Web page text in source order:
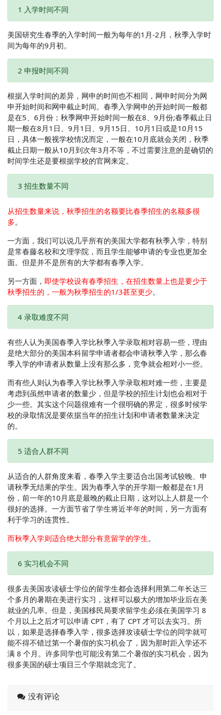
1 入学时间不同
美国研究生春季的入学时间一般为每年的1月-2月，秋季入学时
间为每年的9月初。
2 申报时间不同
根据入学时间的差异，网申的时间也不相同，网申时间分为网
申开始时间和网申截止时间。春季入学网申的开始时间一般都
是在5、6月份；秋季网申开始时间一般在8、9月份;春季截止日
期一般在8月1日、9月1日、9月15日、10月1日或是10月15
日，具体一般视学校情况而定，一般在10月底就会关闭，秋季
截止日期一般从10月到次年3月不等，不过需要注意的是确切的
时间学生还是要根据学校的官网来定。
3 招生数量不同
从招生数量来说，秋季招生的名额要比春季招生的名额多很
多。
一方面，我们可以说几乎所有的美国大学都有秋季入学，特别
是常春藤名校和文理学院，而且学生能够申请的专业也更加全
面。但是并不是所有的大学都有春季入学。
另一方面， 即使学校设有春季招生，在招生数量上也是要少于
秋季招生的，一般为秋季招生的1/3甚至更少。
4 录取难度不同
有些人认为美国春季入学比秋季入学录取相对容易一些，理由
是绝大部分的美国本科留学申请者都会申请秋季入学，那么春
季入学的申请者从数量上没有那么多，竞争就会相对小一些。
而有些人则认为春季入学比秋季入学录取相对难一些，主要是
考虑到虽然申请者的数量少，但是学校的招生计划也会相对于
少一些。其实这个问题很难有一个很明确的界定，很多时候学
校的录取情况是要依据当年的招生计划和申请者数量来决定
的。
5 适合人群不同
从适合的人群角度来看，春季入学主要适合出国考试较晚、申
请秋季无结果的学生。因为春季入学的开学期一般都是在1月
份，前一年的10月底是最晚的截止日期，这对以上人群是一个
很好的选择。一方面节省了学生将近半年的时间，另一方面有
利于学习的连贯性。
而秋季入学则适合绝大部分有意留学的学生。
6 实习机会不同
很多去美国攻读硕士学位的留学生都会选择利用第二年长达三
个多月的暑期在美进行实习，这样可以极大的增加毕业后在美
就业的几率。但是，美国移民局要求留学生必须在美国学习 8
个月以上之后才可以申请 CPT，有了 CPT 才可以去实习。所
以，如果是选择春季入学，很多选择攻读硕士学位的同学就可
能不得不错过第一个暑假的实习机会了，因为那时距入学还不
满 8 个月。许多同学也可能没有第二个暑假的实习机会，因为
很多美国的硕士项目三个学期就念完了。
没有评论